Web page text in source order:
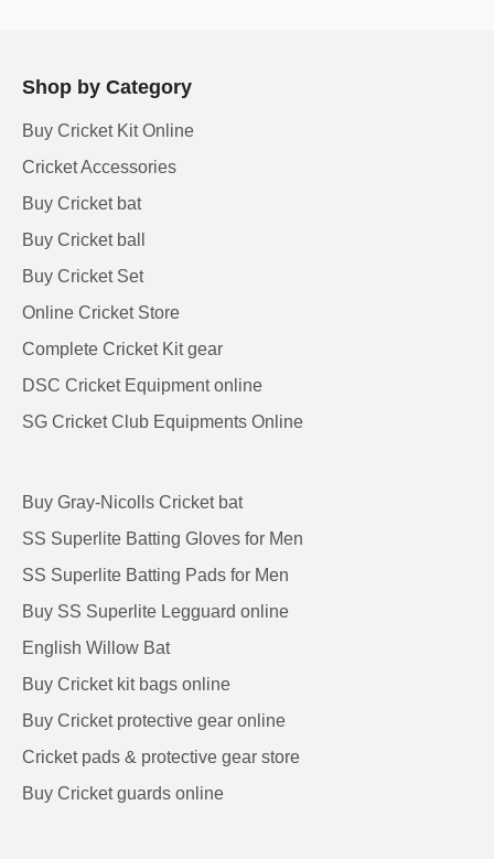
Shop by Category
Buy Cricket Kit Online
Cricket Accessories
Buy Cricket bat
Buy Cricket ball
Buy Cricket Set
Online Cricket Store
Complete Cricket Kit gear
DSC Cricket Equipment online
SG Cricket Club Equipments Online
Buy Gray-Nicolls Cricket bat
SS Superlite Batting Gloves for Men
SS Superlite Batting Pads for Men
Buy SS Superlite Legguard online
English Willow Bat
Buy Cricket kit bags online
Buy Cricket protective gear online
Cricket pads & protective gear store
Buy Cricket guards online